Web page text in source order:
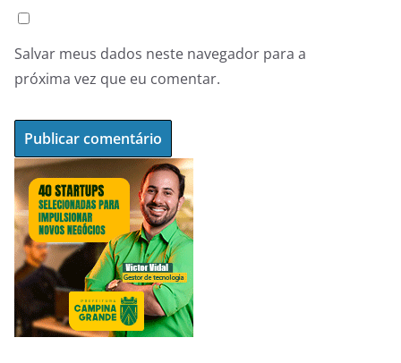
Salvar meus dados neste navegador para a
próxima vez que eu comentar.